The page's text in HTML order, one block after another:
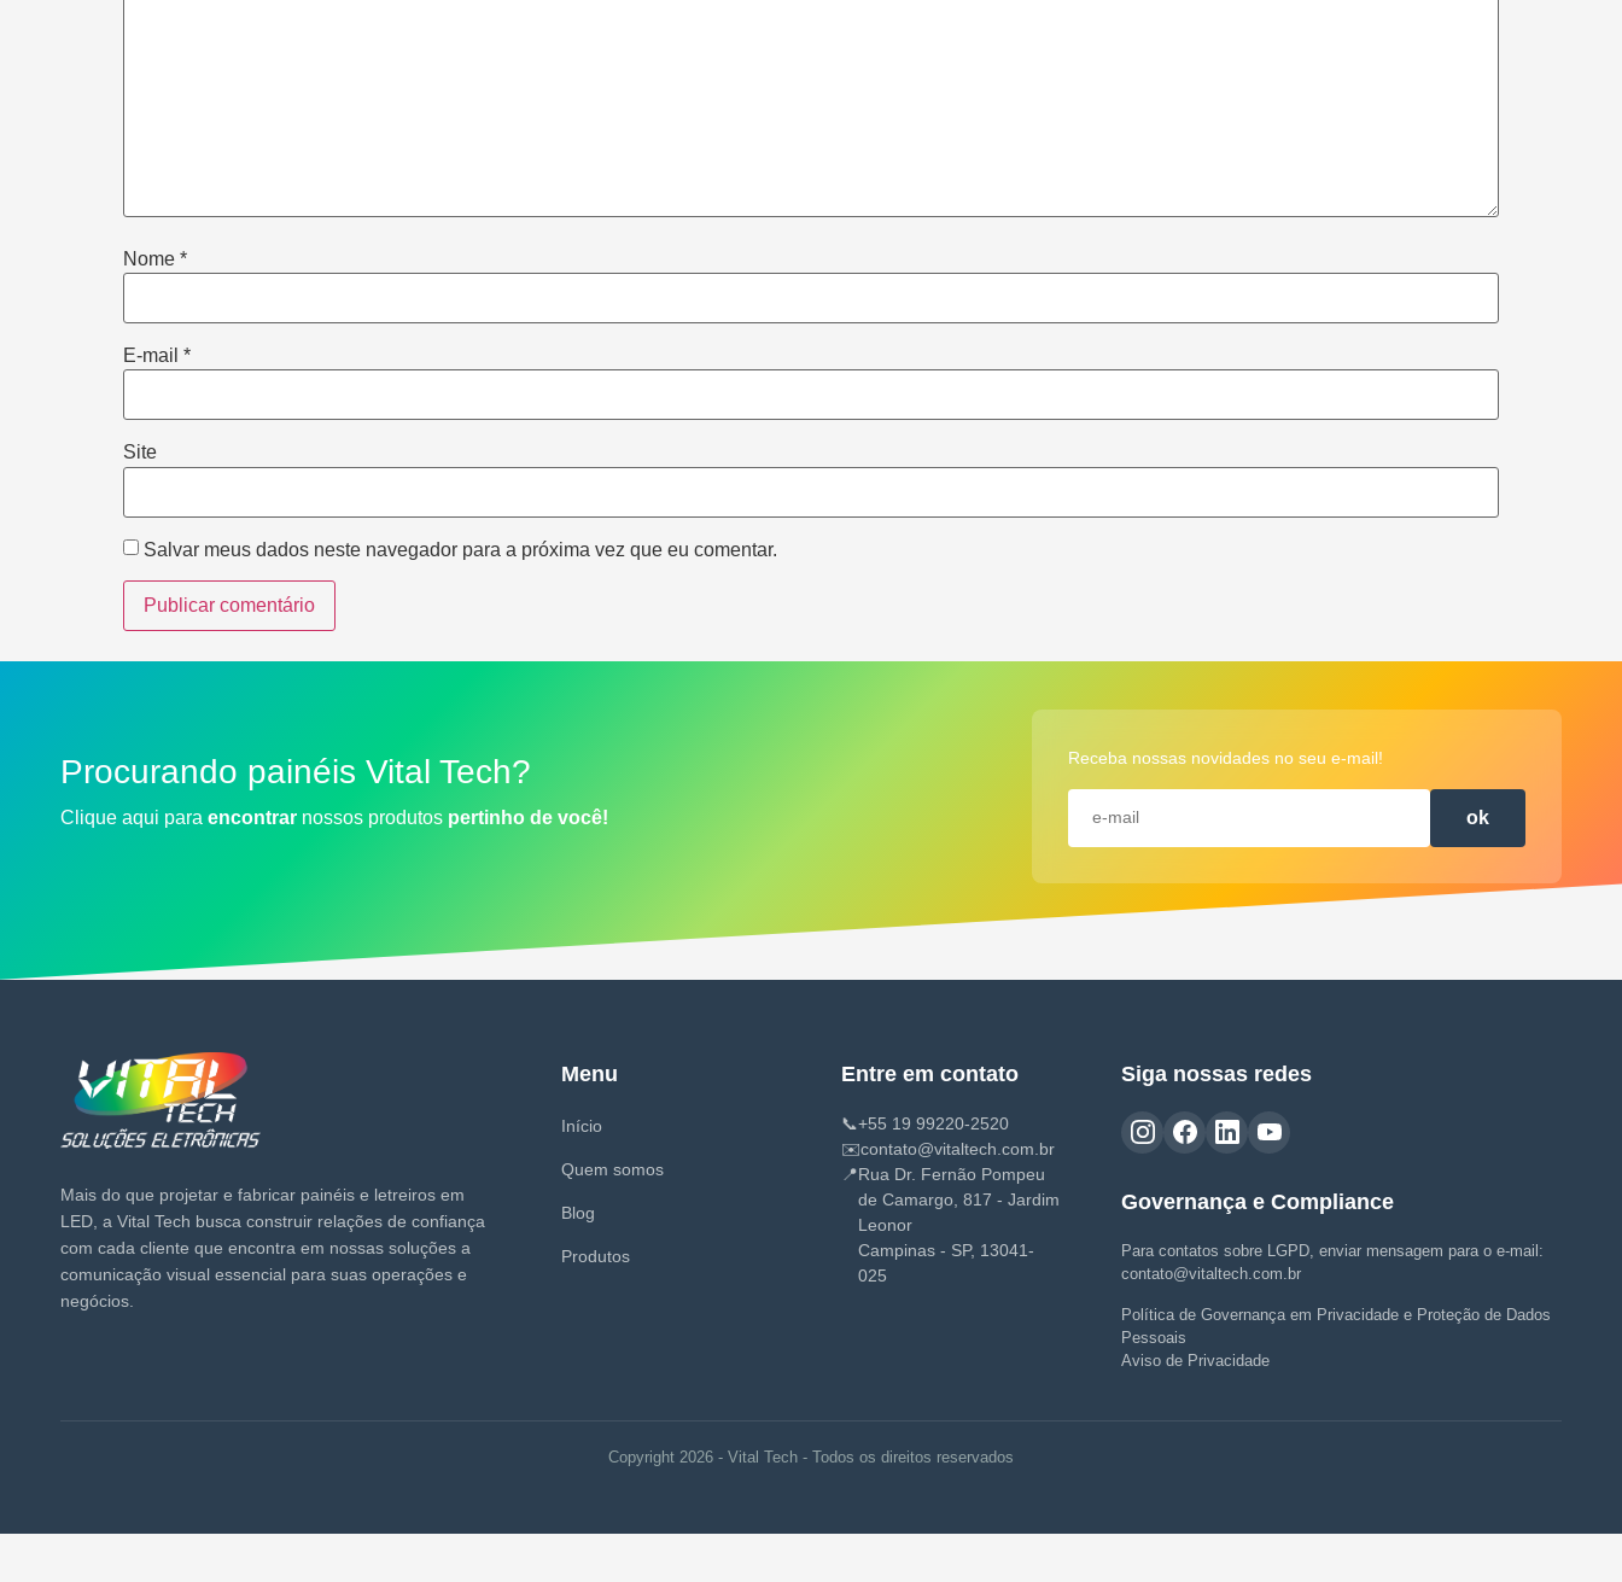
Nome *
E-mail *
Site
Salvar meus dados neste navegador para a próxima vez que eu comentar.
Procurando painéis Vital Tech?
Clique aqui para encontrar nossos produtos pertinho de você!
Receba nossas novidades no seu e-mail!
ok
Mais do que projetar e fabricar painéis e letreiros em
LED, a Vital Tech busca construir relações de confiança
com cada cliente que encontra em nossas soluções a
comunicação visual essencial para suas operações e
negócios.
Menu
Início
Quem somos
Blog
Produtos
Entre em contato
📞+55 19 99220-2520
✉️contato@vitaltech.com.br
📍Rua Dr. Fernão Pompeu
de Camargo, 817 - Jardim
Leonor
Campinas - SP, 13041-
025
Siga nossas redes
Governança e Compliance
Para contatos sobre LGPD, enviar mensagem para o e-mail:
contato@vitaltech.com.br
Política de Governança em Privacidade e Proteção de Dados
Pessoais
Aviso de Privacidade
Copyright 2026 - Vital Tech - Todos os direitos reservados